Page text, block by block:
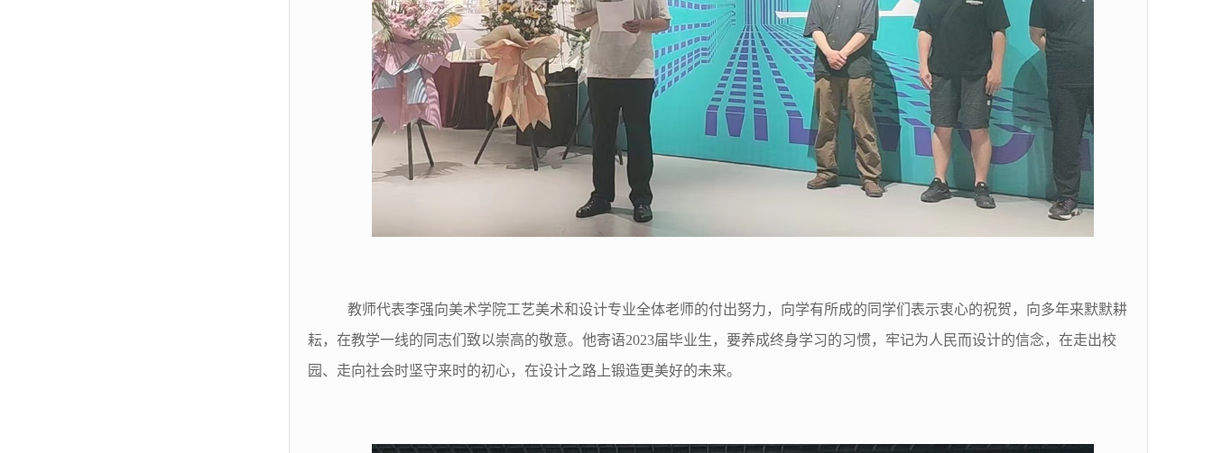
教师代表李强向美术学院工艺美术和设计专业全体老师的付出努力，向学有所成的同学们表示衷心的祝贺，向多年来默默耕
耘，在教学一线的同志们致以崇高的敬意。他寄语2023届毕业生，要养成终身学习的习惯，牢记为人民而设计的信念，在走出校
园、走向社会时坚守来时的初心，在设计之路上锻造更美好的未来。